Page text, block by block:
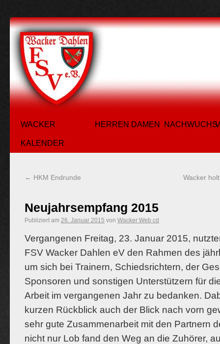
WACKER
KALENDER
HERREN DAMEN NACHWUCHS
← HKM Endrunde Wacker
Neujahrsempfang 2015
Publiziert am 26. Januar 2015 von Wacker Web cd
Vergangenen Freitag, 23. Januar 2015,
FSV Wacker Dahlen eV den Rahmen des
um sich bei Trainern, Schiedsrichtern, der
Sponsoren und sonstigen Unterstützern für
Arbeit im vergangenen Jahr zu bedanken.
kurzen Rückblick auch der Blick nach vorn
sehr gute Zusammenarbeit mit den Partnern
nicht nur Lob fand den Weg an die Zuhörer,